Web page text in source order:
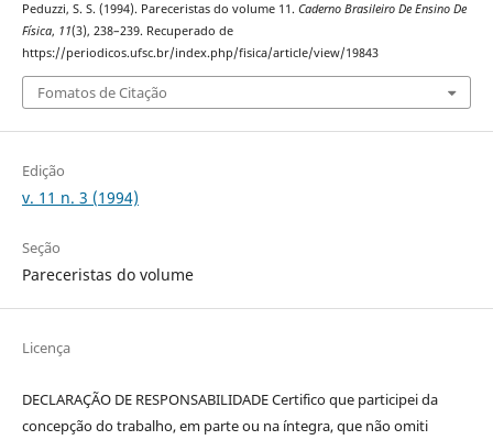
Peduzzi, S. S. (1994). Pareceristas do volume 11. Caderno Brasileiro De Ensino De
Física, 11(3), 238–239. Recuperado de
https://periodicos.ufsc.br/index.php/fisica/article/view/19843
Fomatos de Citação
Edição
v. 11 n. 3 (1994)
Seção
Pareceristas do volume
Licença
DECLARAÇÃO DE RESPONSABILIDADE Certifico que participei da
concepção do trabalho, em parte ou na íntegra, que não omiti